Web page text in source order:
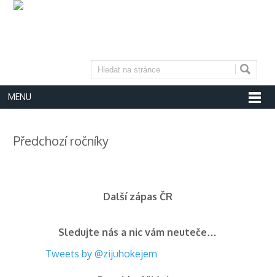
MENU
Předchozí ročníky
Další zápas ČR
Sledujte nás a nic vám neuteče…
Tweets by @zijuhokejem